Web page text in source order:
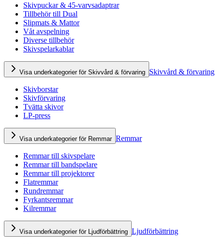
Skivpuckar & 45-varvsadaptrar
Tillbehör till Dual
Slipmats & Mattor
Våt avspelning
Diverse tillbehör
Skivspelarkablar
Visa underkategorier för Skivvård & förvaring Skivvård & förvaring
Skivborstar
Skivförvaring
Tvätta skivor
LP-press
Visa underkategorier för Remmar Remmar
Remmar till skivspelare
Remmar till bandspelare
Remmar till projektorer
Flatremmar
Rundremmar
Fyrkantsremmar
Kilremmar
Visa underkategorier för Ljudförbättring Ljudförbättring